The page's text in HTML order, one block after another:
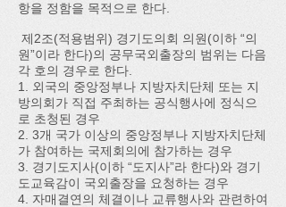
항을 정함을 목적으로 한다.
제2조(적용범위) 경기도의회 의원(이하 “의
원”이라 한다)의 공무국외출장의 범위는 다음
각 호의 경우로 한다.
1. 외국의 중앙정부나 지방자치단체 또는 지
방의회가 직접 주최하는 공식행사에 정식으
로 초청된 경우
2. 3개 국가 이상의 중앙정부나 지방자치단체
가 참여하는 국제회의에 참가하는 경우
3. 경기도지사(이하 “도지사”라 한다)와 경기
도교육감이 국외출장을 요청하는 경우
4. 자매결연의 체결이나 교류행사와 관련하여